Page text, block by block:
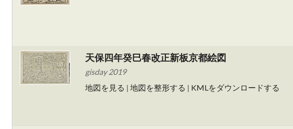
天保四年癸巳春改正新板京都絵図
gisday 2019
地図を見る | 地図を整形する | KMLをダウンロードする